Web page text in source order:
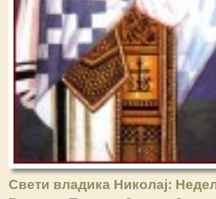
Свети владика Николај: